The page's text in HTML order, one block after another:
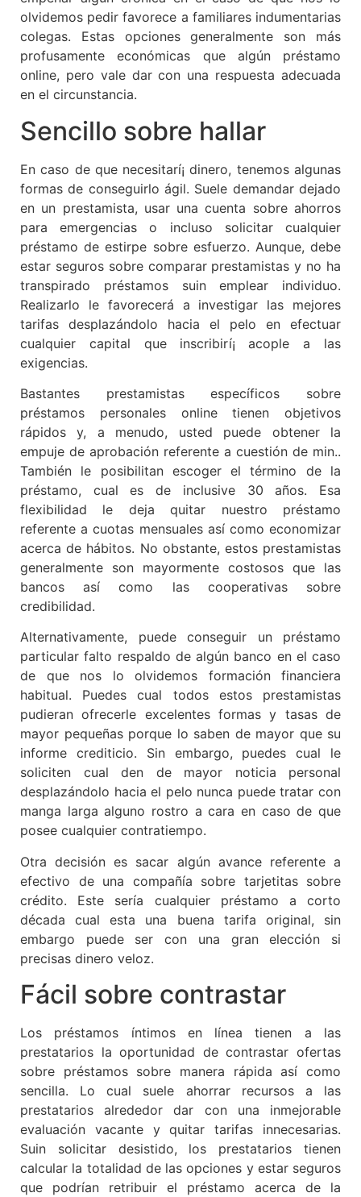
olvidemos pedir favorece a familiares indumentarias
colegas. Estas opciones generalmente son más
profusamente económicas que algún préstamo
online, pero vale dar con una respuesta adecuada
en el circunstancia.
Sencillo sobre hallar
En caso de que necesitarí¡ dinero, tenemos algunas
formas de conseguirlo ágil. Suele demandar dejado
en un prestamista, usar una cuenta sobre ahorros
para emergencias o incluso solicitar cualquier
préstamo de estirpe sobre esfuerzo. Aunque, debe
estar seguros sobre comparar prestamistas y no ha
transpirado préstamos suin emplear individuo.
Realizarlo le favorecerá a investigar las mejores
tarifas desplazándolo hacia el pelo en efectuar
cualquier capital que inscribirí¡ acople a las
exigencias.
Bastantes prestamistas especí­ficos sobre
préstamos personales online tienen objetivos
rápidos y, a menudo, usted puede obtener la
empuje de aprobación referente a cuestión de min..
También le posibilitan escoger el término de la
préstamo, cual es de inclusive 30 años. Esa
flexibilidad le deja quitar nuestro préstamo
referente a cuotas mensuales así­ como economizar
acerca de hábitos. No obstante, estos prestamistas
generalmente son mayormente costosos que las
bancos así­ como las cooperativas sobre
credibilidad.
Alternativamente, puede conseguir un préstamo
particular falto respaldo de algún banco en el caso
de que nos lo olvidemos formación financiera
habitual. Puedes cual todos estos prestamistas
pudieran ofrecerle excelentes formas y tasas de
mayor pequeñas porque lo saben de mayor que su
informe crediticio. Sin embargo, puedes cual le
soliciten cual den de mayor noticia personal
desplazándolo hacia el pelo nunca puede tratar con
manga larga alguno rostro a cara en caso de que
posee cualquier contratiempo.
Otra decisión es sacar algún avance referente a
efectivo de una compañía sobre tarjetitas sobre
crédito. Este serí­a cualquier préstamo a corto
década cual esta una buena tarifa original, sin
embargo puede ser con una gran elección si
precisas dinero veloz.
Fácil sobre contrastar
Los préstamos íntimos en línea tienen a las
prestatarios la oportunidad de contrastar ofertas
sobre préstamos sobre manera rápida así­ como
sencilla. Lo cual suele ahorrar recursos a las
prestatarios alrededor dar con una inmejorable
evaluación vacante y quitar tarifas innecesarias.
Suin solicitar desistido, los prestatarios tienen
calcular la totalidad de las opciones y estar seguros
que podrían retribuir el préstamo acerca de la